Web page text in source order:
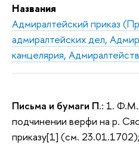
Названия
Адмиралтейский приказ
адмиралтейских дел,
канцелярия,
Письма и бумаги П.: 1.
подчинении верфи на р.
приказу[1] (см.